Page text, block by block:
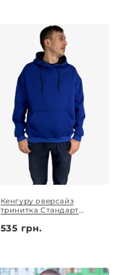
Кенгуру оверсайз
тринитка Стандарт
- XL
535 грн.